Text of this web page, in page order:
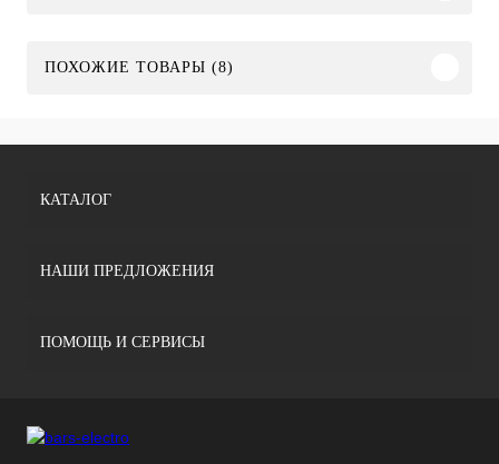
ПОХОЖИЕ ТОВАРЫ (8)
КАТАЛОГ
НАШИ ПРЕДЛОЖЕНИЯ
ПОМОЩЬ И СЕРВИСЫ